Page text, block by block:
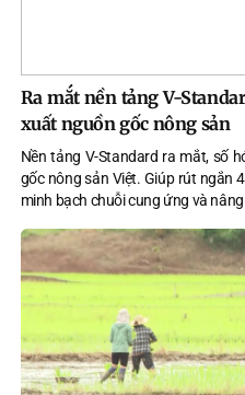
Ra mắt nền tảng V-
xuất nguồn gốc nông sản
Nền tảng V-Standard ra mắt, số
gốc nông sản Việt. Giúp rút ngắn
minh bạch chuỗi cung ứng và